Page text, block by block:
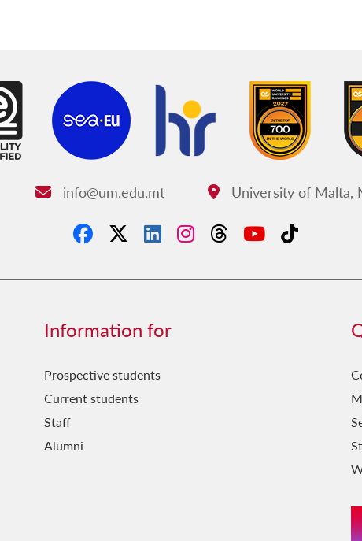
Email:
info@um.edu.mt Address:
University of Malta,
Information for
Prospective students
Current students
Staff
Alumni